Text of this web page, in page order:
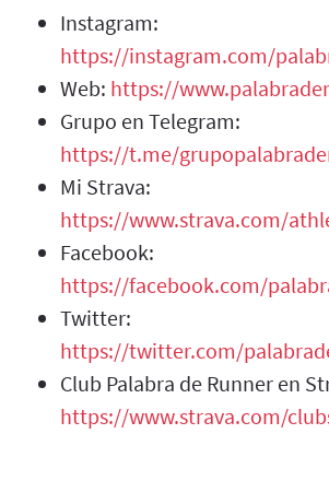
Instagram:
https://instagram.com/
Web: https://
Grupo en Telegram:
https://t.me/
Mi Strava:
https://www.strava.com/
Facebook:
https://facebook.com/
Twitter:
https://twitter.com/
Club Palabra de Runner en
https://www.strava.com/